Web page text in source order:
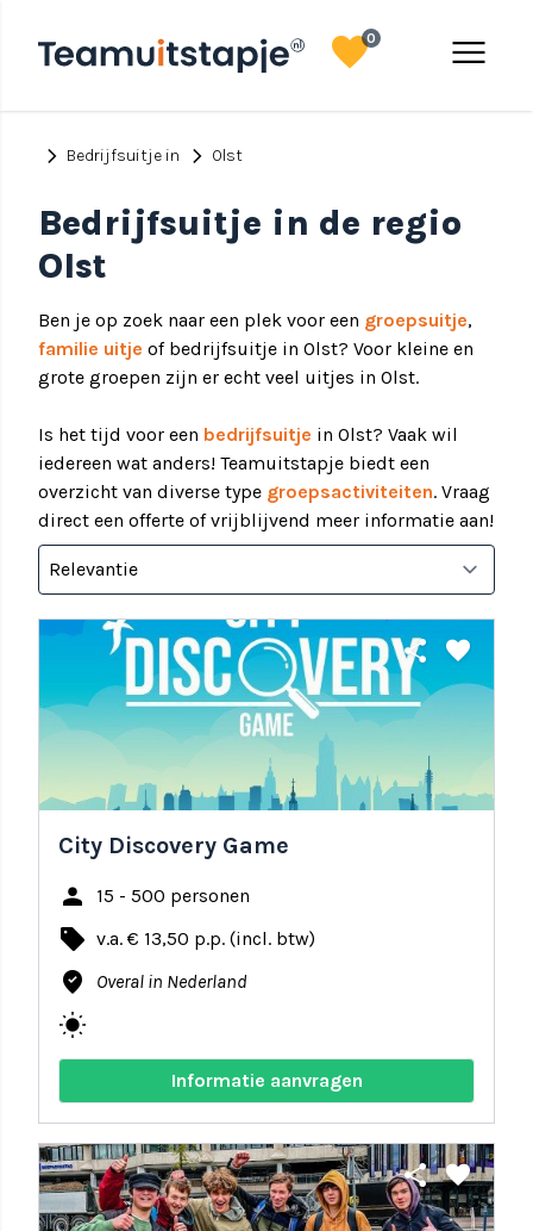
menu
favorite0
chevron_right Bedrijfsuitje in chevron_right Olst
Bedrijfsuitje in de regio
Olst
Ben je op zoek naar een plek voor een groepsuitje,
familie uitje of bedrijfsuitje in Olst? Voor kleine en
grote groepen zijn er echt veel uitjes in Olst.
Is het tijd voor een bedrijfsuitje in Olst? Vaak wil
iedereen wat anders! Teamuitstapje biedt een
overzicht van diverse type groepsactiviteiten. Vraag
direct een offerte of vrijblijvend meer informatie aan!
share favorite
City Discovery Game
person 15 - 500 personen
local_offer v.a. € 13,50 p.p. (incl. btw)
where_to_vote Overal in Nederland
wb_sunny
Informatie aanvragen
share favorite